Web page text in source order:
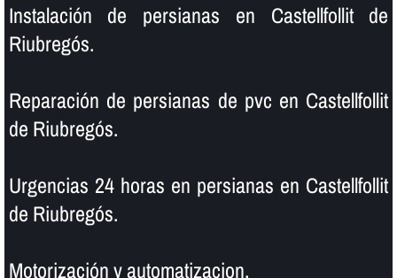
Instalación de persianas en Castellfollit de
Riubregós.
Reparación de persianas de pvc en Castellfollit
de Riubregós.
Urgencias 24 horas en persianas en Castellfollit
de Riubregós.
Motorización y automatizacion.